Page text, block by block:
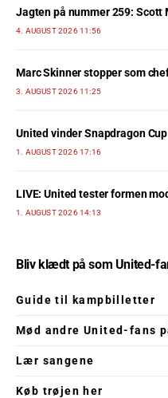
Jagten på nummer 259: Scott
4. AUGUST 2026 11:56
Marc Skinner stopper som
3. AUGUST 2026 11:25
United vinder Snapdragon Cup
1. AUGUST 2026 17:16
LIVE: United tester formen
1. AUGUST 2026 14:13
Bliv klædt på som United-
Guide til kampbilletter
Mød andre United-fans
Lær sangene
Køb trøjen her